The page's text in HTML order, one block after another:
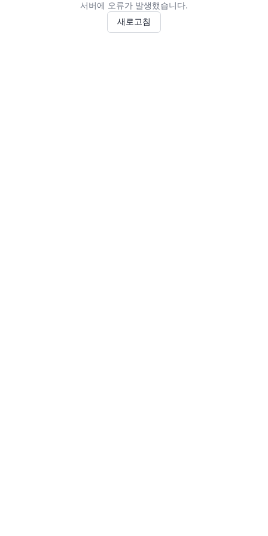
서버에 오류가 발생했습니다.
새로고침